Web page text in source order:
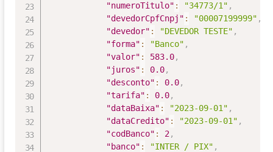
"numeroTitulo" : "34773/1" ,
"devedorCpfCnpj" : "00007199999" ,
"devedor" : "DEVEDOR TESTE" ,
"forma" : "Banco" ,
"valor" : 583.0,
"juros" : 0.0,
"desconto" : 0.0,
"tarifa" : 0.0,
"dataBaixa" : "2023-09-01" ,
"dataCredito" : "2023-09-01" ,
"codBanco" : 2,
"banco" : "INTER / PIX" ,